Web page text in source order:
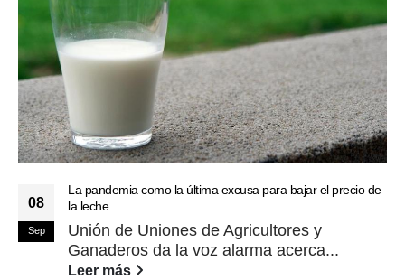
08
Sep
La pandemia como la última excusa para bajar el precio de
la leche
Unión de Uniones de Agricultores y
Ganaderos da la voz alarma acerca...
Leer más